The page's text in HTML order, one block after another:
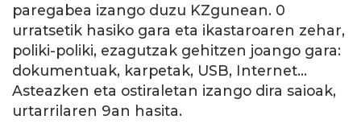
paregabea izango duzu KZgunean. 0
urratsetik hasiko gara eta ikastaroaren zehar,
poliki-poliki, ezagutzak gehitzen joango gara:
dokumentuak, karpetak, USB, Internet…
Asteazken eta ostiraletan izango dira saioak,
urtarrilaren 9an hasita.